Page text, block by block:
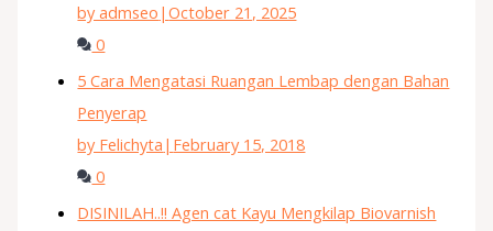
by admseo |October 21, 2025
0
5 Cara Mengatasi Ruangan Lembap dengan Bahan
Penyerap
by Felichyta | February 15, 2018
0
DISINILAH..!! Agen cat Kayu Mengkilap Biovarnish